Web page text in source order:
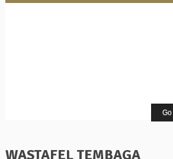
WASTAFEL TEMBAGA